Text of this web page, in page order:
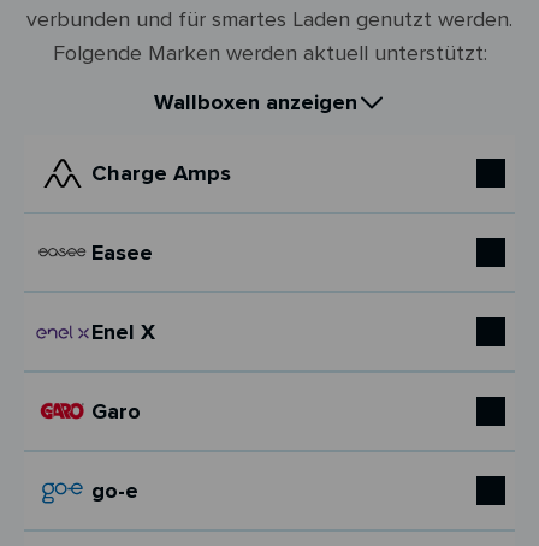
verbunden und für smartes Laden genutzt werden.
Folgende Marken werden aktuell unterstützt:
Wallboxen anzeigen
Charge Amps
Easee
Enel X
Garo
go-e